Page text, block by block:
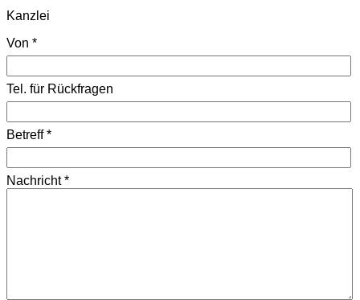
Kanzlei
Von *
Tel. für Rückfragen
Betreff*
Nachricht*